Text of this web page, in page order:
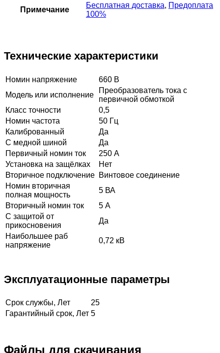
Примечание
Бесплатная доставка, Предоплата
100%
Технические характеристики
Номин напряжение
660 В
Модель или исполнение
Преобразователь тока с
первичной обмоткой
Класс точности
0,5
Номин частота
50 Гц
Калиброванный
Да
С медной шиной
Да
Первичный номин ток
250 А
Установка на защёлках
Нет
Вторичное подключение Винтовое соединение
Номин вторичная
полная мощность
5 ВА
Вторичный номин ток
5 А
С защитой от
прикосновения
Да
Наибольшее раб
напряжение
0,72 кВ
Эксплуатационные параметры
Срок службы, Лет
25
Гарантийный срок, Лет 5
Файлы для скачивания